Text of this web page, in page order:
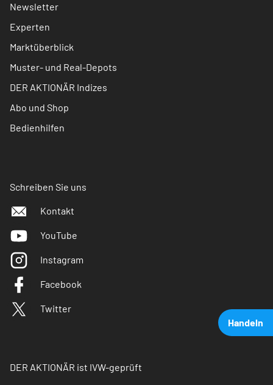
Handeln
Newsletter
Experten
Marktüberblick
Muster- und Real-Depots
DER AKTIONÄR Indizes
Abo und Shop
Bedienhilfen
Schreiben Sie uns
Kontakt
YouTube
Instagram
Facebook
Twitter
DER AKTIONÄR ist IVW-geprüft